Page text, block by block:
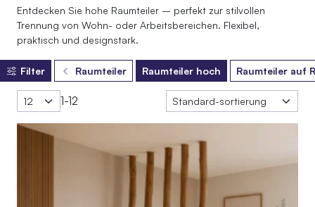
Entdecken Sie hohe Raumteiler – perfekt zur stilvollen
Trennung von Wohn- oder Arbeitsbereichen. Flexibel,
praktisch und designstark.
Filter Raumteiler Raumteiler hoch Raumteiler auf
1-12